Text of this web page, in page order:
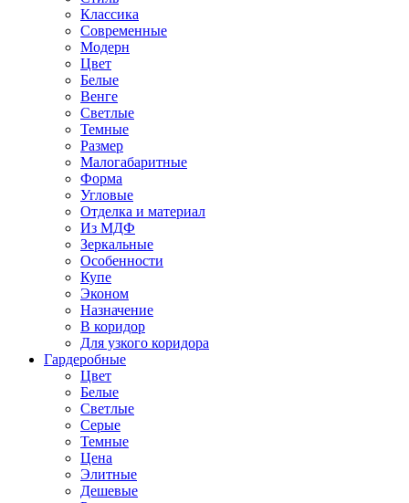
Классика
Современные
Модерн
Цвет
Белые
Венге
Светлые
Темные
Размер
Малогабаритные
Форма
Угловые
Отделка и материал
Из МДФ
Зеркальные
Особенности
Купе
Эконом
Назначение
В коридор
Для узкого коридора
Гардеробные
Цвет
Белые
Светлые
Серые
Темные
Цена
Элитные
Дешевые